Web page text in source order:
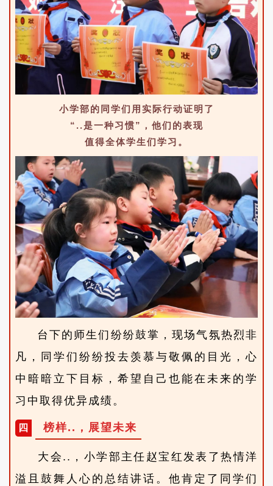
小学部的同学们用实际行动证明了
“..是一种习惯”，他们的表现
值得全体学生们学习。
台下的师生们纷纷鼓掌，现场气氛热烈非
凡，
同学们纷纷投去羡慕与敬佩的目光，心
中暗暗立下目标，希望自己也能在未来的学
习中取得优异成绩。
四 榜样..，展望未来
大会.. ，小学部主任赵宝红发表了热情洋
溢且鼓舞人心的总结讲话。他肯定了同学们